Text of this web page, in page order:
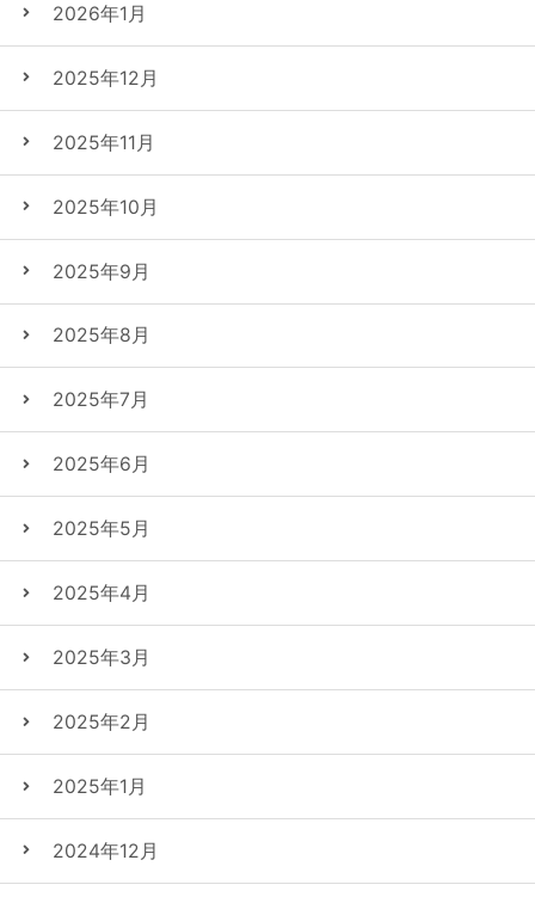
2026年1月
2025年12月
2025年11月
2025年10月
2025年9月
2025年8月
2025年7月
2025年6月
2025年5月
2025年4月
2025年3月
2025年2月
2025年1月
2024年12月